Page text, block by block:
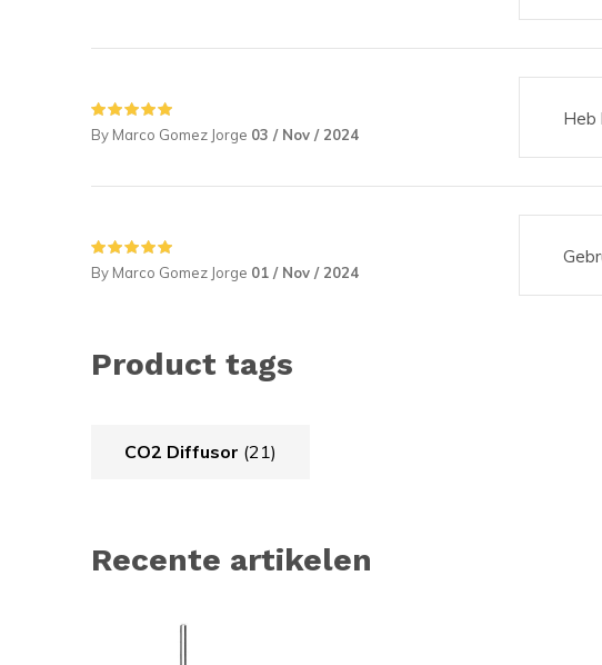
By Marco Gomez Jorge 03 / Nov / 2024
Heb
By Marco Gomez Jorge 01 / Nov / 2024
Product tags
CO2 Diffusor (21)
Recente artikelen